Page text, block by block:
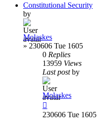
Constitutional Security
by
Molaskes
» 230606 Tue 1605
0 Replies
13959 Views
Last postby
Molaskes
230606 Tue 1605